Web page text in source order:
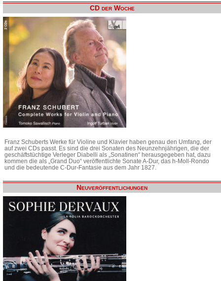
CD der Woche
Franz Schuberts Werke für Violine und Klavier haben genau den Umfang, der
auf zwei CDs passt. Es sind die drei Sonaten des Neunzehnjährigen, die der
geschäftstüchtige Verleger Diabelli als „Sonatinen“ herausgegeben hat, dazu
kommen die als „Grand Duo“ veröffentlichte Sonate A-Dur, das h-Moll-Rondo
und die bedeutende C-Dur-Fantasie aus dem Jahr 1827.
Neuveröffentlichungen